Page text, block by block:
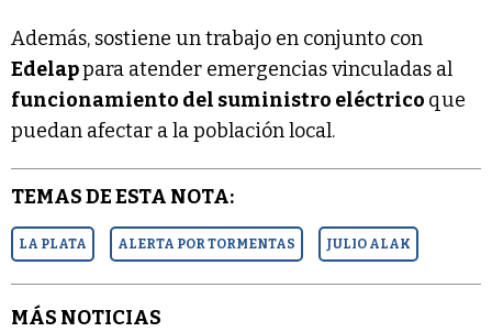
Además, sostiene un trabajo en conjunto con
Edelappara atender emergencias vinculadas al
funcionamiento del suministro eléctrico que
puedan afectar a la población local.
TEMAS DE ESTA NOTA:
LA PLATA ALERTA POR TORMENTAS JULIO ALAK
MÁS NOTICIAS